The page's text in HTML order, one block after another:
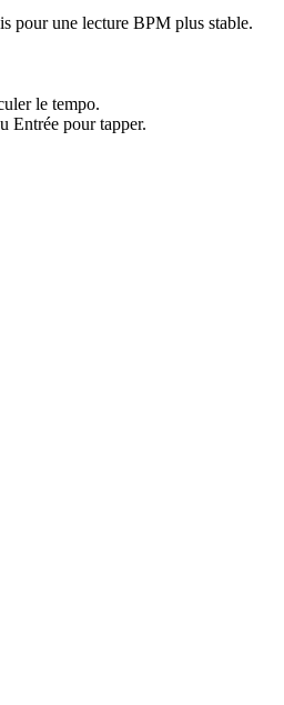
pour une lecture BPM plus stable.
le tempo.
Entrée pour tapper.